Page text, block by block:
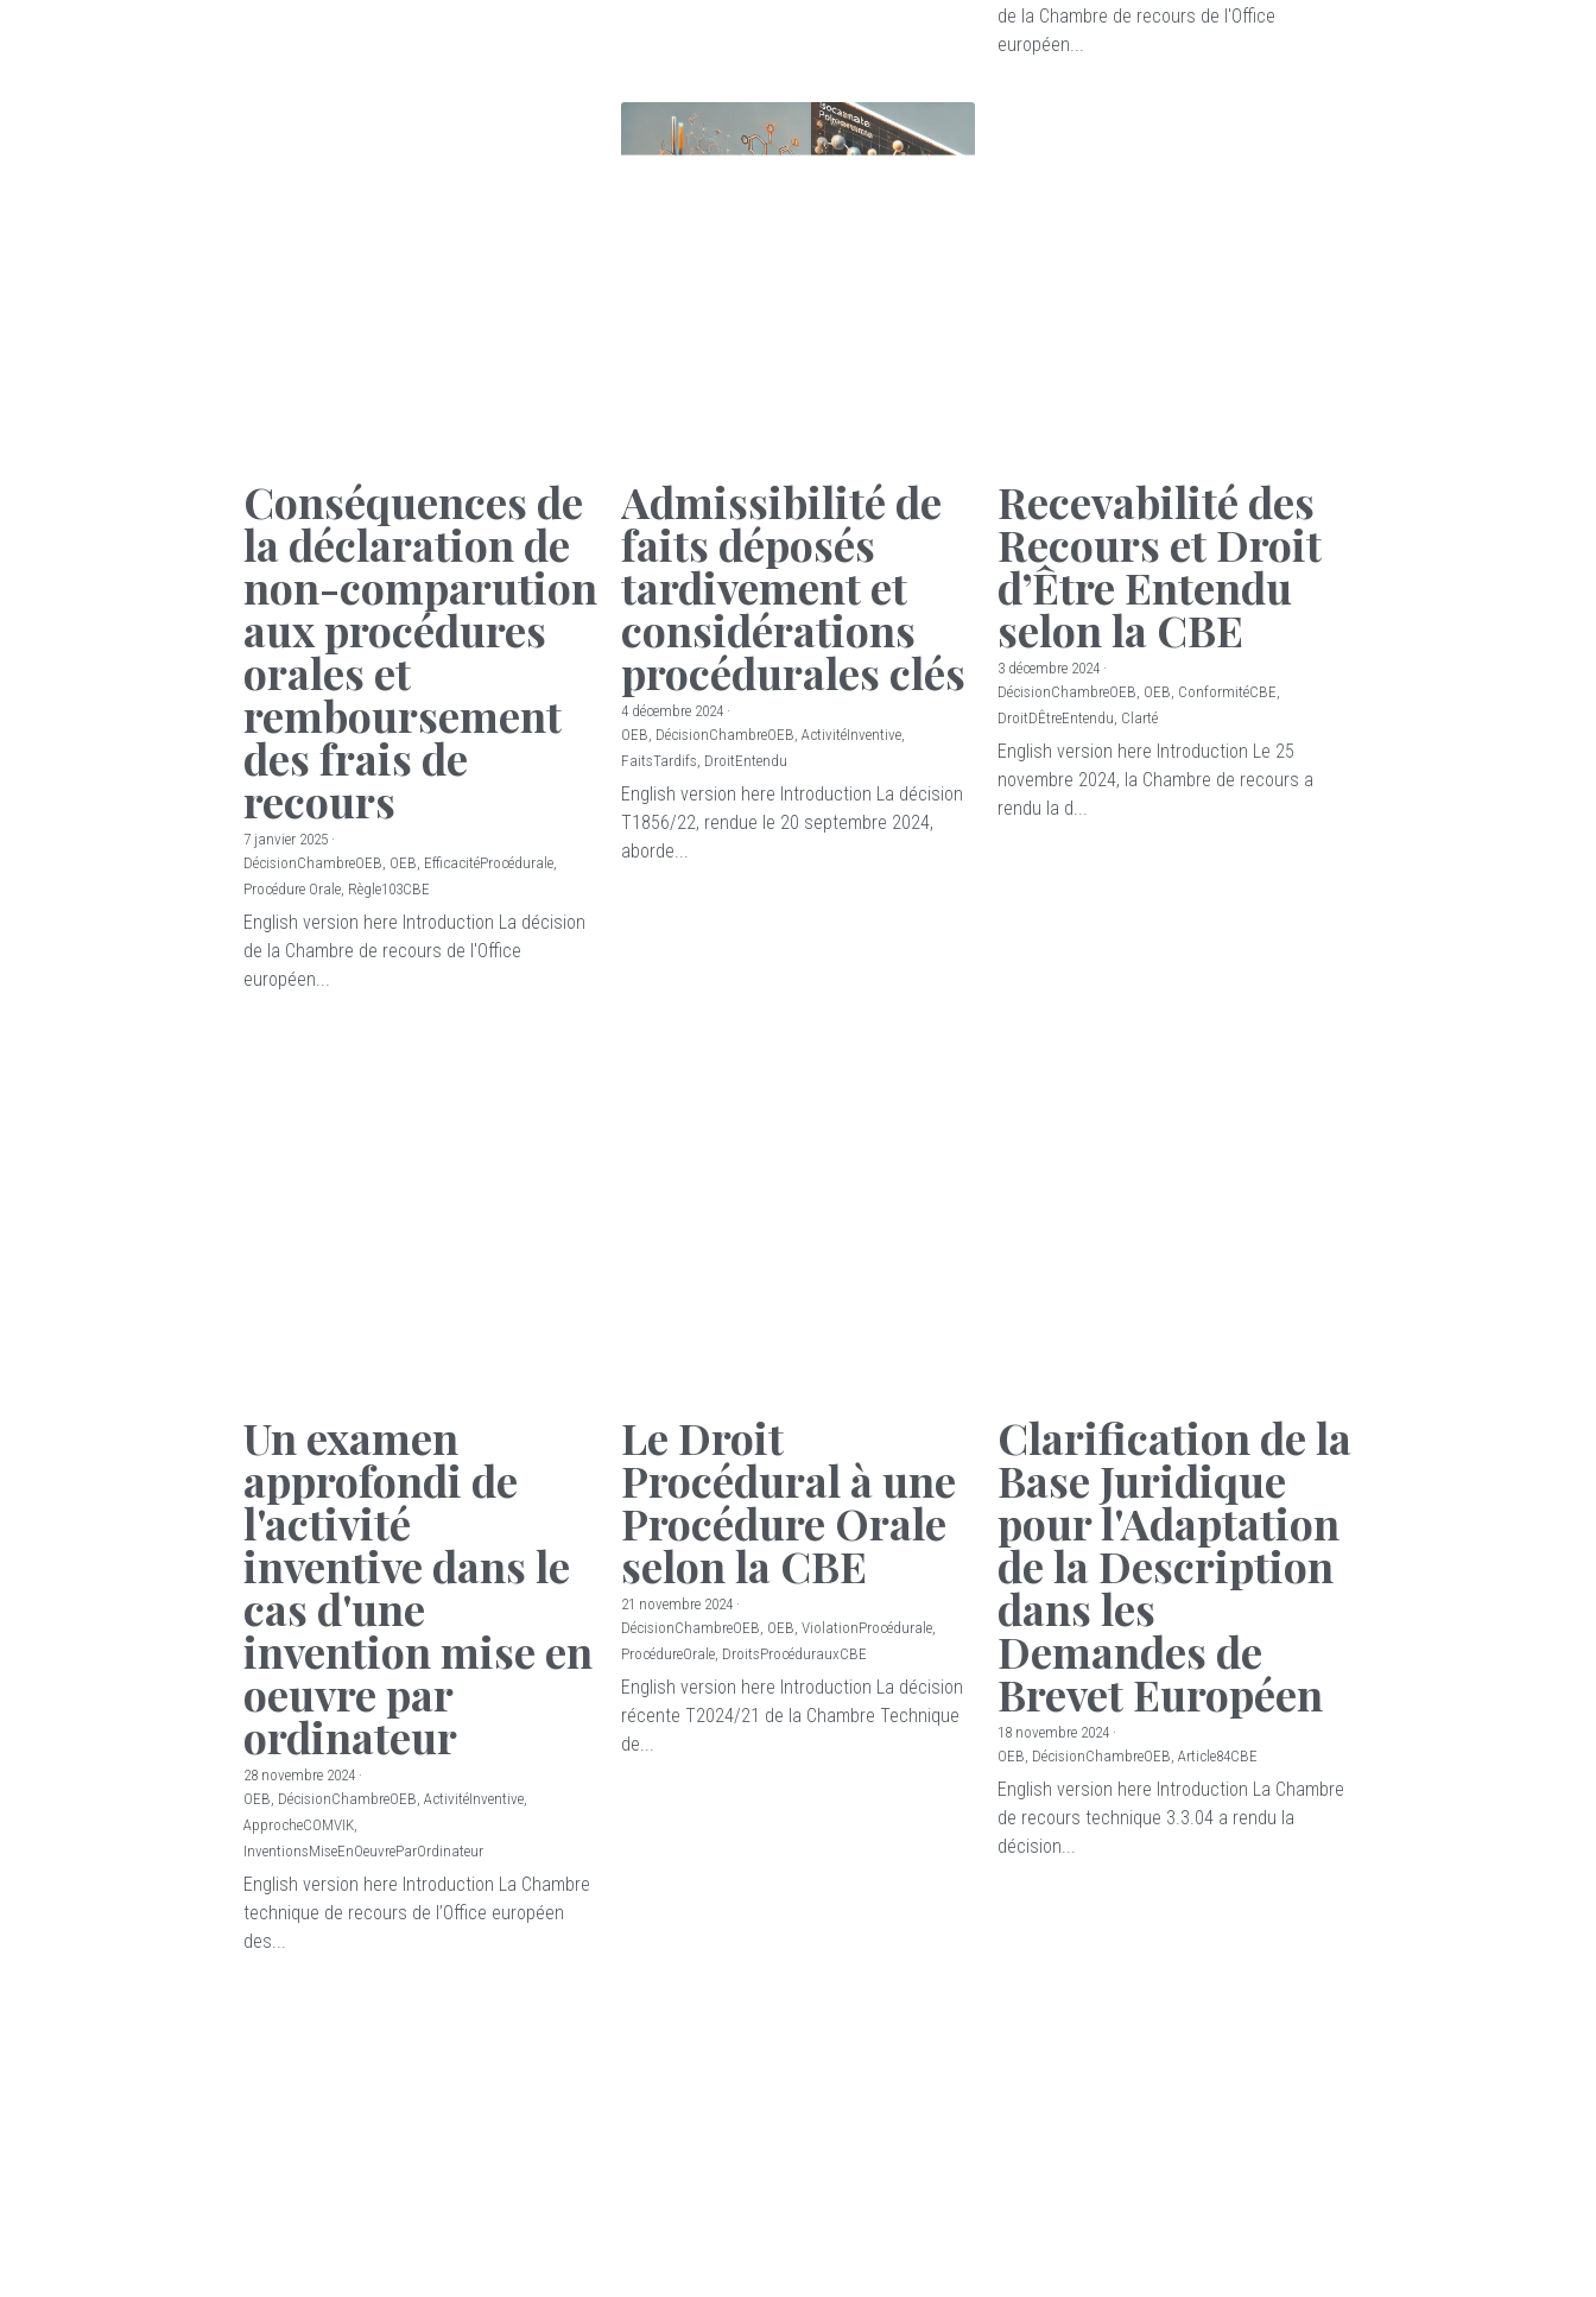
de la Chambre de recours de l'Office
européen...
Conséquences de
la déclaration de
non-comparution
aux procédures
orales et
remboursement
des frais de
recours
7 janvier 2025 ·
DécisionChambreOEB, OEB, EfficacitéProcédurale,
Procédure Orale, Règle103CBE
English version here Introduction La décision
de la Chambre de recours de l'Office
européen...
Admissibilité de
faits déposés
tardivement et
considérations
procédurales clés
4 décembre 2024·
OEB, DécisionChambreOEB, ActivitéInventive,
FaitsTardifs, DroitEntendu
English version here Introduction La décision
T1856/22, rendue le 20 septembre 2024,
aborde...
Recevabilité des
Recours et Droit
d’Être Entendu
selon la CBE
3 décembre 2024 ·
DécisionChambreOEB, OEB, ConformitéCBE,
DroitDÊtreEntendu, Clarté
English version here Introduction Le 25
novembre 2024, la Chambre de recours a
rendu la d...
Un examen
approfondi de
l'activité
inventive dans le
cas d'une
invention mise en
oeuvre par
ordinateur
28 novembre 2024 ·
OEB, DécisionChambreOEB, ActivitéInventive,
ApprocheCOMVIK,
InventionsMiseEnOeuvreParOrdinateur
English version here Introduction La Chambre
technique de recours de l’Office européen
des...
Le Droit
Procédural à une
Procédure Orale
selon la CBE
21 novembre 2024·
DécisionChambreOEB, OEB, ViolationProcédurale,
ProcédureOrale, DroitsProcédurauxCBE
English version here Introduction La décision
récente T2024/21 de la Chambre Technique
de...
Clarification de la
Base Juridique
pour l'Adaptation
de la Description
dans les
Demandes de
Brevet Européen
18 novembre 2024 ·
OEB, DécisionChambreOEB, Article84CBE
English version here Introduction La Chambre
de recours technique 3.3.04 a rendu la
décision...